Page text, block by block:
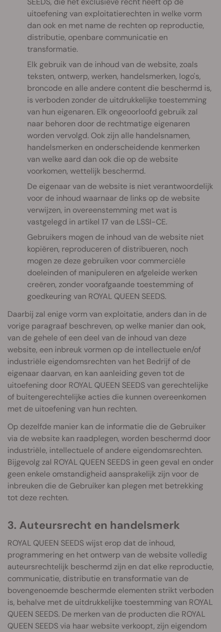
uitoefening van exploitatierechten in welke vorm
dan ook en met name de rechten op reproductie,
distributie, openbare communicatie en
transformatie.
Elk gebruik van de inhoud van de website, zoals
teksten, ontwerp, werken, handelsmerken, logo's,
broncode en alle andere content die beschermd is,
is verboden zonder de uitdrukkelijke toestemming
van hun eigenaren. Elk ongeoorloofd gebruik zal
naar behoren door de rechtmatige eigenaren
worden vervolgd. Ook zijn alle handelsnamen,
handelsmerken en onderscheidende kenmerken
van welke aard dan ook die op de website
voorkomen, wettelijk beschermd.
De eigenaar van de website is niet verantwoordelijk
voor de inhoud waarnaar de links op de website
verwijzen, in overeenstemming met wat is
vastgelegd in artikel 17 van de LSSI-CE.
Gebruikers mogen de inhoud van de website niet
kopiëren, reproduceren of distribueren, noch
mogen ze deze gebruiken voor commerciële
doeleinden of manipuleren en afgeleide werken
creëren, zonder voorafgaande toestemming of
goedkeuring van ROYAL QUEEN SEEDS.
Daarbij zal enige vorm van exploitatie, anders dan in de
vorige paragraaf beschreven, op welke manier dan ook,
van de gehele of een deel van de inhoud van deze
website, een inbreuk vormen op de intellectuele en/of
industriële eigendomsrechten van het Bedrijf of de
eigenaar daarvan, en kan aanleiding geven tot de
uitoefening door ROYAL QUEEN SEEDS van gerechtelijke
of buitengerechtelijke acties die kunnen overeenkomen
met de uitoefening van hun rechten.
Op dezelfde manier kan de informatie die de Gebruiker
via de website kan raadplegen, worden beschermd door
industriële, intellectuele of andere eigendomsrechten.
Bijgevolg zal ROYAL QUEEN SEEDS in geen geval en onder
geen enkele omstandigheid aansprakelijk zijn voor de
inbreuken die de Gebruiker kan plegen met betrekking
tot deze rechten.
3. Auteursrecht en handelsmerk
ROYAL QUEEN SEEDS wijst erop dat de inhoud,
programmering en het ontwerp van de website volledig
auteursrechtelijk beschermd zijn en dat elke reproductie,
communicatie, distributie en transformatie van de
bovengenoemde beschermde elementen strikt verboden
is, behalve met de uitdrukkelijke toestemming van ROYAL
QUEEN SEEDS. De merken van de producten die ROYAL
QUEEN SEEDS via haar website verkoopt, zijn eigendom